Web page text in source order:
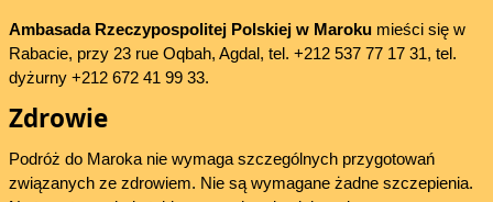
Ambasada Rzeczypospolitej Polskiej w Marokumieści się w
Rabacie, przy 23 rue Oqbah, Agdal, tel. +212 537 77 17 31, tel.
dyżurny +212 672 41 99 33.
Zdrowie
Podróż do Maroka nie wymaga szczególnych przygotowań
związanych ze zdrowiem. Nie są wymagane żadne szczepienia.